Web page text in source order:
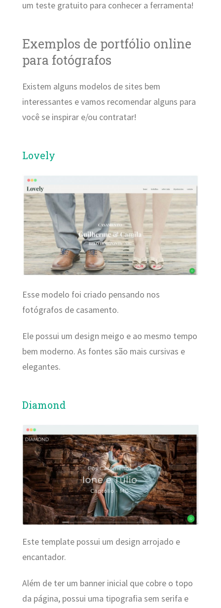
um teste gratuito para conhecer a ferramenta!
Exemplos de portfólio online
para fotógrafos
Existem alguns modelos de sites bem
interessantes e vamos recomendar alguns para
você se inspirar e/ou contratar!
Lovely
Esse modelo foi criado pensando nos
fotógrafos de casamento.
Ele possui um design meigo e ao mesmo tempo
bem moderno. As fontes são mais cursivas e
elegantes.
Diamond
Este template possui um design arrojado e
encantador.
Além de ter um banner inicial que cobre o topo
da página, possui uma tipografia sem serifa e